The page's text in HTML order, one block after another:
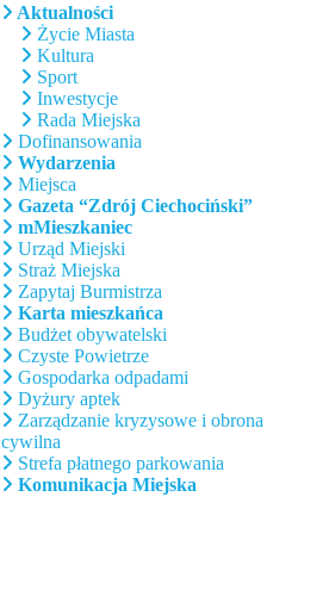
Aktualności
Życie Miasta
Kultura
Sport
Inwestycje
Rada Miejska
Dofinansowania
Wydarzenia
Miejsca
Gazeta “Zdrój Ciechociński”
mMieszkaniec
Urząd Miejski
Straż Miejska
Zapytaj Burmistrza
Karta mieszkańca
Budżet obywatelski
Czyste Powietrze
Gospodarka odpadami
Dyżury aptek
Zarządzanie kryzysowe i obrona
cywilna
Strefa płatnego parkowania
Komunikacja Miejska